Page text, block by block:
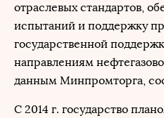
отраслевых стандартов,
испытаний и поддержку
государственной
направлениям
данным Минпромторга,
С 2014 г. государство